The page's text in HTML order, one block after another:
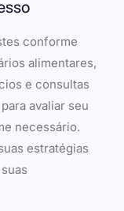
conforme
alimentares,
e consultas
avaliar seu
necessário.
estratégias